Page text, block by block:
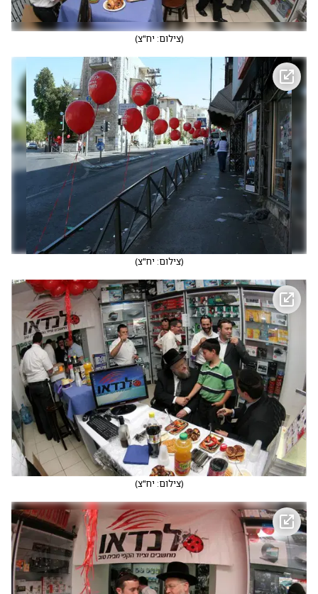
(צילום: יח"צ)
(צילום: יח"צ)
(צילום: יח"צ)